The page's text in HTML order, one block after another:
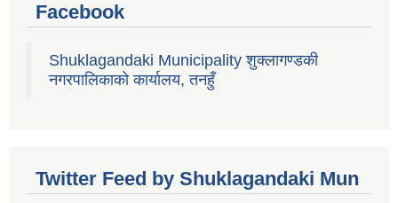
Facebook
Shuklagandaki Municipality शुक्लागण्डकी
नगरपालिकाको कार्यालय, तनहुँ
Twitter Feed by Shuklagandaki Mun